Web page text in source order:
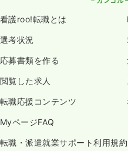
看護roo!転職とは
選考状況
応募書類を作る
閲覧した求人
転職応援コンテンツ
MyページFAQ
転職・派遣就業サポート利用規